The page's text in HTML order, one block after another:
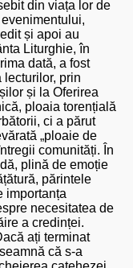
din viața lor de
și apoi au
Liturghie, în
dată, a fost
prin
și la Oferirea
ploaia torențială
ci a părut
„ploaie de
comunități. În
plină de emoție
părintele
importanța
necesitatea de
a credinței.
ați terminat
că s-a